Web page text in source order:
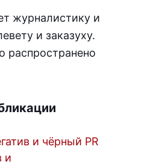
журналистику и
и заказуху.
распространено
и чёрный PR
и